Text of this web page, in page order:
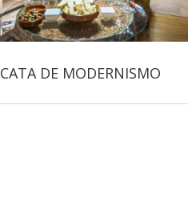
CATA DE MODERNISMO